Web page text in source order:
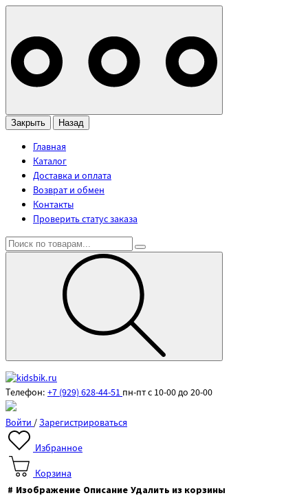
Закрыть Назад
Главная
Каталог
Доставка и оплата
Возврат и обмен
Контакты
Проверить статус заказа
Телефон: +7 (929) 628-44-51пн-пт с 10-00 до 20-00
Войти/Зарегистрироваться
Избранное
Корзина
# Изображение Описание Удалить из корзины